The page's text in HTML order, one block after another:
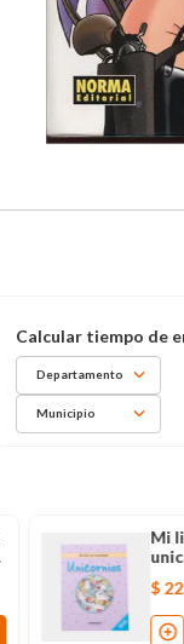
Departamento
Municipio
Mi
$ 22